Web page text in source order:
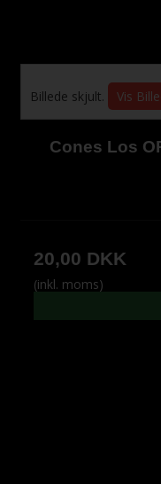
Billede skjult. Vis
Cones Los
20,00 DKK
(inkl. moms)